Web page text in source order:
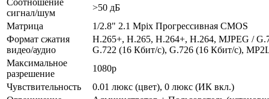
сигнал/шум
>50 дБ
Матрица
1/2.8" 2.1 Mpix Прогрессивная CMOS
Формат сжатия
видео/аудио
H.265+, H.265, H.264+, H.264, MJPEG /
G.722 (16 Кбит/с), G.726 (16 Кбит/с),
Максимальное
разрешение
1080p
Чувствительность
0.01 люкс (цвет), 0 люкс (ИК вкл.)